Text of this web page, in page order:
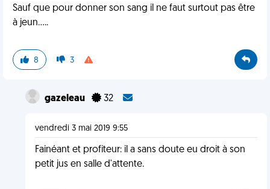
Sauf que pour donner son sang il ne faut surtout pas être
à jeun.....
8 3
gazeleau 32
vendredi 3 mai 2019 9:55
Fainéant et profiteur: il a sans doute eu droit à son
petit jus en salle d'attente.